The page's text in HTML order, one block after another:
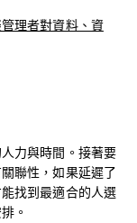
理者對資料、資
力與時間。接著要
聯性，如果延遲了
找到最適合的人選
。